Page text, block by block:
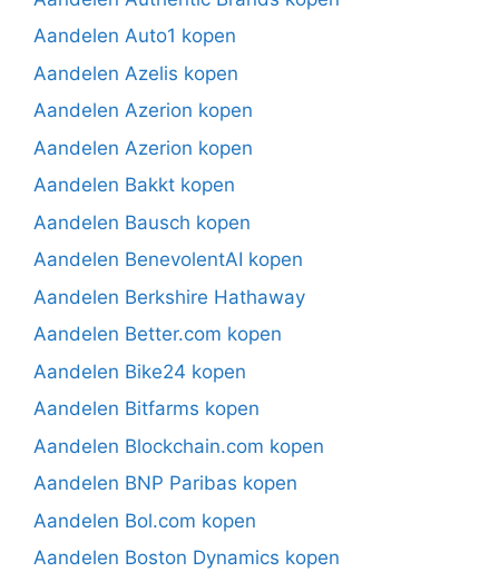
Aandelen Auto1 kopen
Aandelen Azelis kopen
Aandelen Azerion kopen
Aandelen Azerion kopen
Aandelen Bakkt kopen
Aandelen Bausch kopen
Aandelen BenevolentAI kopen
Aandelen Berkshire Hathaway
Aandelen Better.com kopen
Aandelen Bike24 kopen
Aandelen Bitfarms kopen
Aandelen Blockchain.com kopen
Aandelen BNP Paribas kopen
Aandelen Bol.com kopen
Aandelen Boston Dynamics kopen